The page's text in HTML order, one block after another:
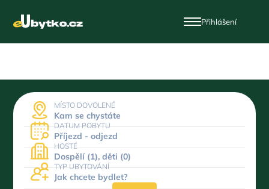
Přihlášení
MÍSTO DOVOLENÉ
Kam se chystáte
DATUM POBYTU
Příjezd - odjezd
HOSTÉ
Dospělí (1), děti (0)
TYP UBYTOVÁNÍ
Jak chcete bydlet?